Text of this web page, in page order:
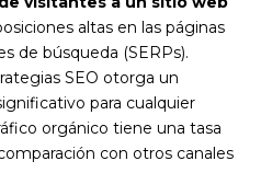
altas en las páginas
de búsqueda (SERPs).
SEO otorga un
para cualquier
orgánico tiene una tasa
con otros canales